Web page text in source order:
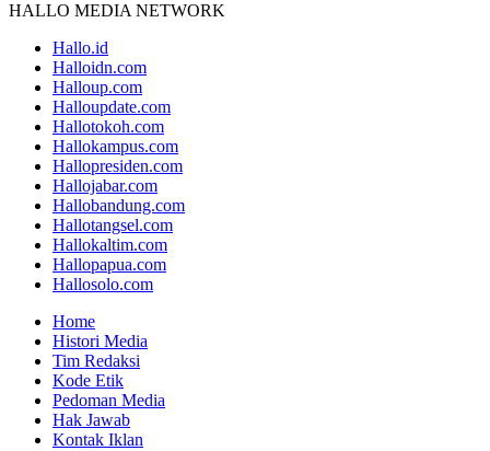
HALLO MEDIA NETWORK
Hallo.id
Halloidn.com
Halloup.com
Halloupdate.com
Hallotokoh.com
Hallokampus.com
Hallopresiden.com
Hallojabar.com
Hallobandung.com
Hallotangsel.com
Hallokaltim.com
Hallopapua.com
Hallosolo.com
Home
Histori Media
Tim Redaksi
Kode Etik
Pedoman Media
Hak Jawab
Kontak Iklan